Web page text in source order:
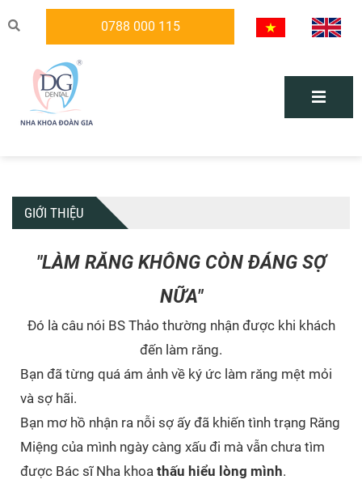
0788 000 115
GIỚI THIỆU
"LÀM RĂNG KHÔNG CÒN ĐÁNG SỢ
NỮA"
Đó là câu nói BS Thảo thường nhận được khi khách
đến làm răng.
Bạn đã từng quá ám ảnh về ký ức làm răng mệt mỏi
và sợ hãi.
Bạn mơ hồ nhận ra nỗi sợ ấy đã khiến tình trạng Răng
Miệng của mình ngày càng xấu đi mà vẫn chưa tìm
được Bác sĩ Nha khoa thấu hiểu lòng mình.